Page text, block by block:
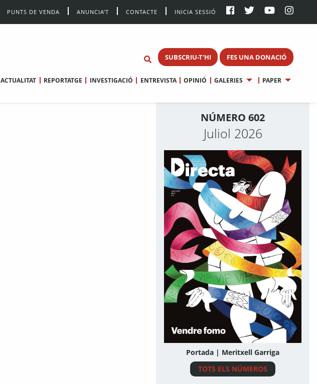
PUNTS DE VENDA ANUNCIA’T CONTACTE INICIA SESSIÓ
SUBSCRIU-T'HI FES UNA DONACIÓ
ACTUALITAT REPORTATGE INVESTIGACIÓ ENTREVISTA OPINIÓ GALERIES PAPER
NÚMERO 602
Juliol 2026
Portada | Meritxell Garriga
TOTS ELS NÚMEROS